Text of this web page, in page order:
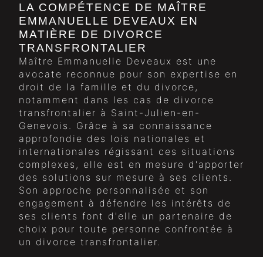
LA COMPÉTENCE DE MAÎTRE
EMMANUELLE DEVEAUX EN
MATIÈRE DE DIVORCE
TRANSFRONTALIER
Maître Emmanuelle Deveaux est une
avocate reconnue pour son expertise en
droit de la famille et du divorce,
notamment dans les cas de divorce
transfrontalier à Saint-Julien-en-
Genevois. Grâce à sa connaissance
approfondie des lois nationales et
internationales régissant ces situations
complexes, elle est en mesure d'apporter
des solutions sur mesure à ses clients.
Son approche personnalisée et son
engagement à défendre les intérêts de
ses clients font d'elle un partenaire de
choix pour toute personne confrontée à
un divorce transfrontalier.